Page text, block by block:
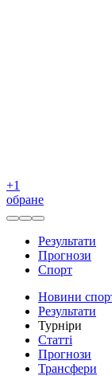
+1
обране
Результати
Прогнози
Спорт
Новини
Результати
Турніри
Статті
Прогнози
Трансфери